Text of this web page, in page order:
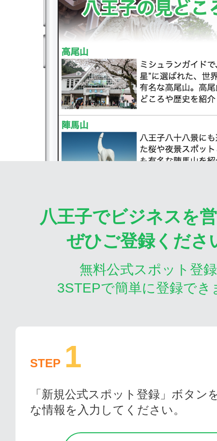
八王子でビジネスを
ぜひご登録くださ
無料公式スポット登
3STEPで簡単に登録でき
STEP 1
「新規公式スポット登録」ボタン
な情報を入力してください。